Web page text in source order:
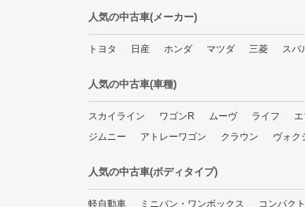
人気の中古車(メーカー)
トヨタ 日産 ホンダ マツダ 三菱 スバ
人気の中古車(車種)
スカイライン ワゴンR ムーヴ ライフ
ジムニー
アトレーワゴン クラウン ヴォク
人気の中古車(ボディタイプ)
軽自動車 ミニバン・ワンボックス コンパクト